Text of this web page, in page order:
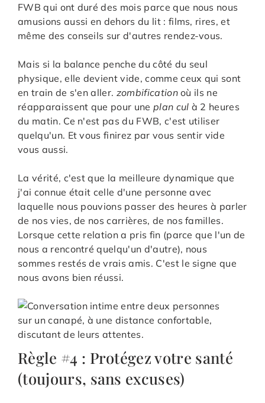
FWB qui ont duré des mois parce que nous nous
amusions aussi en dehors du lit : films, rires, et
même des conseils sur d'autres rendez-vous.
Mais si la balance penche du côté du seul
physique, elle devient vide, comme ceux qui sont
en train de s'en aller. zombificationoù ils ne
réapparaissent que pour une plan cul à 2 heures
du matin. Ce n'est pas du FWB, c'est utiliser
quelqu'un. Et vous finirez par vous sentir vide
vous aussi.
La vérité, c'est que la meilleure dynamique que
j'ai connue était celle d'une personne avec
laquelle nous pouvions passer des heures à parler
de nos vies, de nos carrières, de nos familles.
Lorsque cette relation a pris fin (parce que l'un de
nous a rencontré quelqu'un d'autre), nous
sommes restés de vrais amis. C'est le signe que
nous avons bien réussi.
Règle #4 : Protégez votre santé
(toujours, sans excuses)